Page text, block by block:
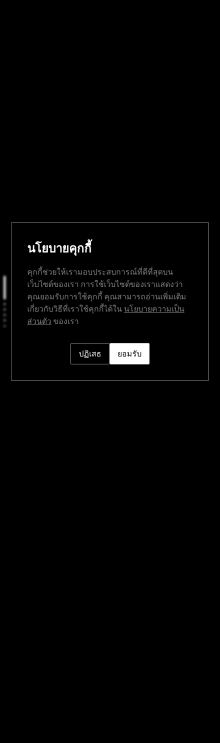
นโยบายคุกกี้
คุกกี้ช่วยให้เรามอบประสบการณ์ที่ดีที่สุดบน
เว็บไซต์ของเรา การใช้เว็บไซต์ของเราแสดงว่า
คุณยอมรับการใช้คุกกี้ คุณสามารถอ่านเพิ่มเติม
เกี่ยวกับวิธีที่เราใช้คุกกี้ได้ใน นโยบายความเป็น
ส่วนตัว ของเรา
ปฏิเสธ ยอมรับ
สินค้า